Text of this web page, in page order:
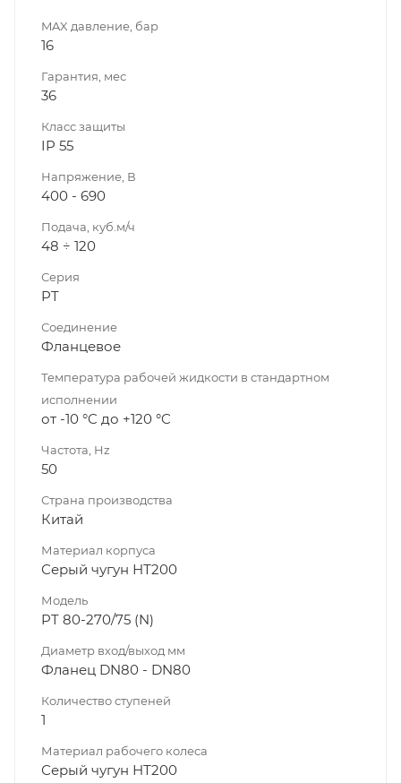
MAX давление, бар
16
Гарантия, мес
36
Класс защиты
IP 55
Напряжение, В
400 - 690
Подача, куб.м/ч
48 ÷ 120
Серия
PT
Соединение
Фланцевое
Температура рабочей жидкости в стандартном
исполнении
от -10 °C до +120 °C
Частота, Hz
50
Страна производства
Китай
Материал корпуса
Серый чугун НТ200
Модель
PT 80-270/75 (N)
Диаметр вход/выход мм
Фланец DN80 - DN80
Количество ступеней
1
Материал рабочего колеса
Серый чугун НТ200